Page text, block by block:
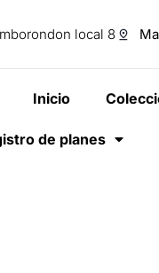
local 8
Inicio
de planes